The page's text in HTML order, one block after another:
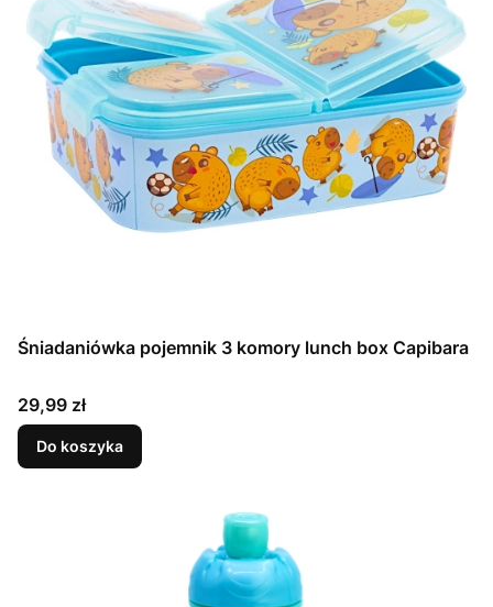
Śniadaniówka pojemnik 3 komory lunch box Capibara
Cena
29,99 zł
Do koszyka